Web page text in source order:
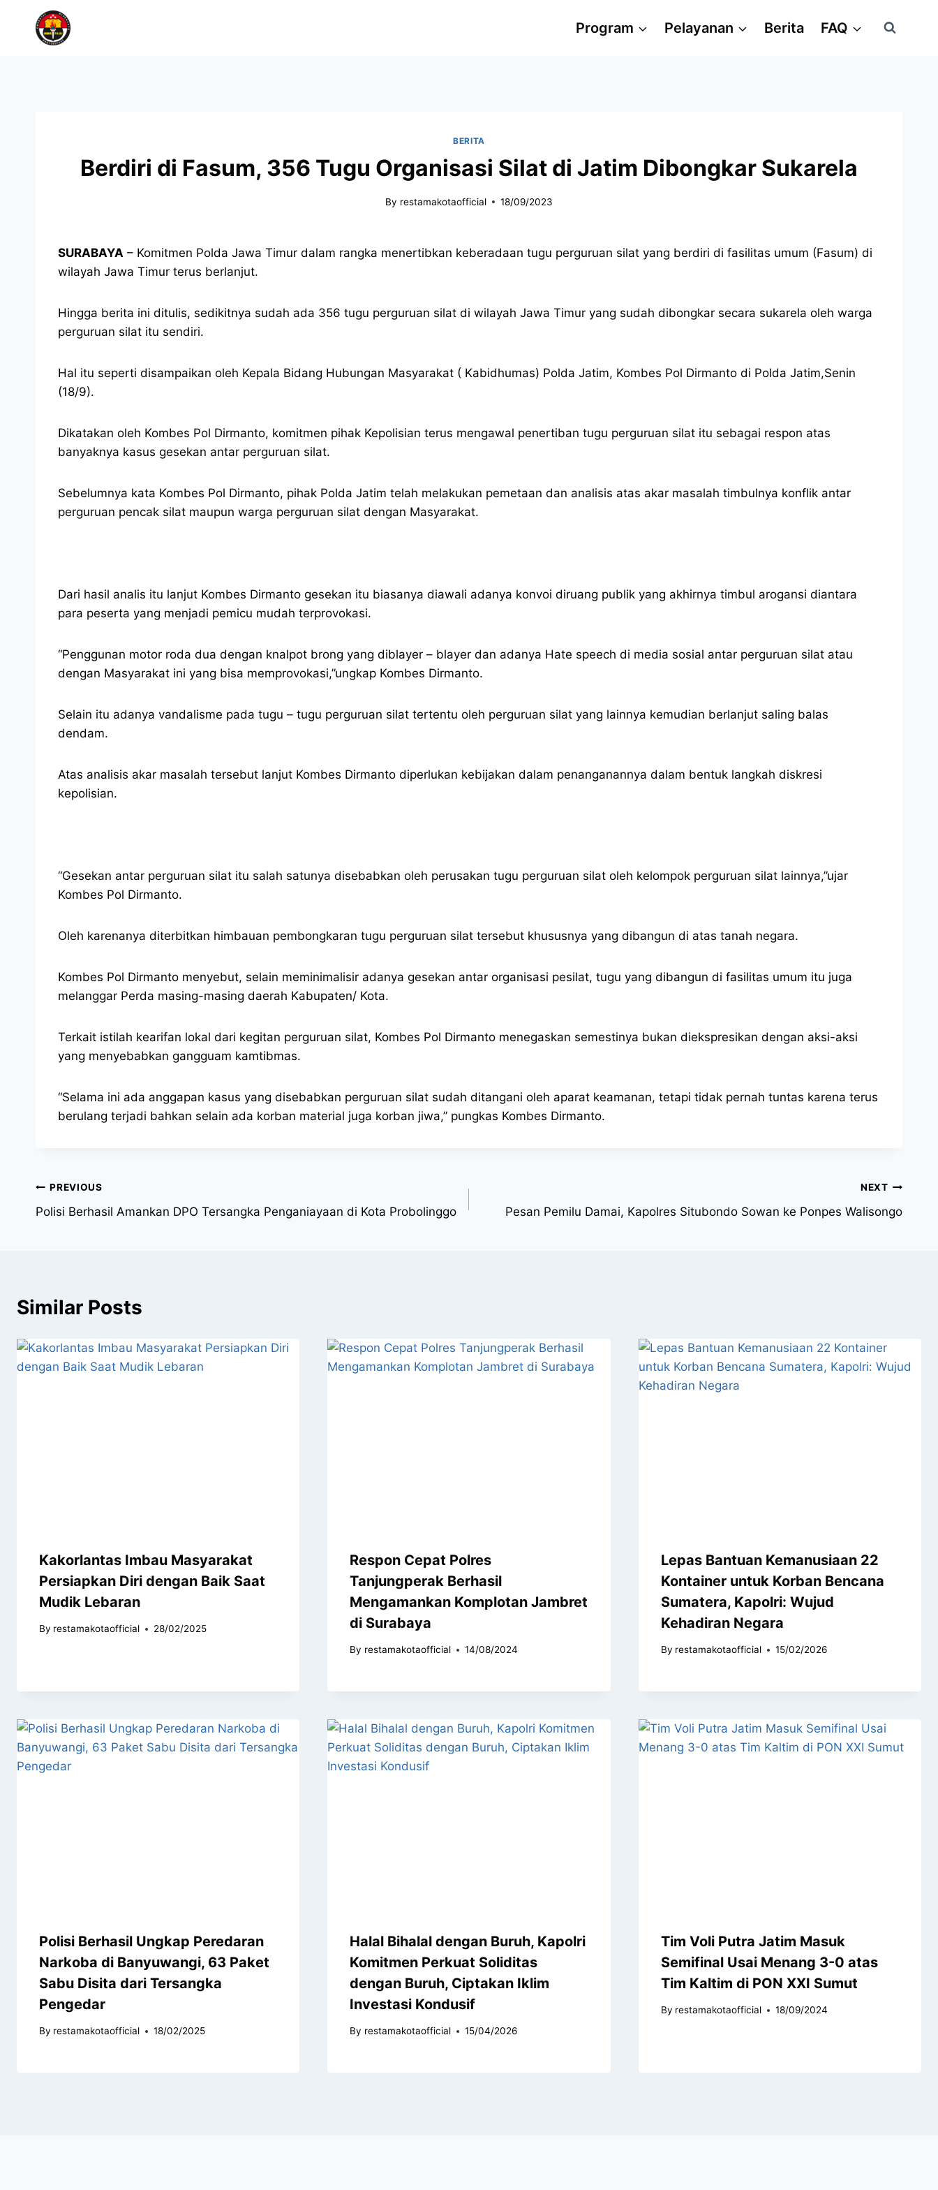
Program Pelayanan Berita FAQ
BERITA
Berdiri di Fasum, 356 Tugu Organisasi Silat di Jatim Dibongkar Sukarela
By restamakotaofficial 18/09/2023
SURABAYA – Komitmen Polda Jawa Timur dalam rangka menertibkan keberadaan tugu perguruan silat yang berdiri di fasilitas umum (Fasum) di
wilayah Jawa Timur terus berlanjut.
Hingga berita ini ditulis, sedikitnya sudah ada 356 tugu perguruan silat di wilayah Jawa Timur yang sudah dibongkar secara sukarela oleh warga
perguruan silat itu sendiri.
Hal itu seperti disampaikan oleh Kepala Bidang Hubungan Masyarakat ( Kabidhumas) Polda Jatim, Kombes Pol Dirmanto di Polda Jatim,Senin
(18/9).
Dikatakan oleh Kombes Pol Dirmanto, komitmen pihak Kepolisian terus mengawal penertiban tugu perguruan silat itu sebagai respon atas
banyaknya kasus gesekan antar perguruan silat.
Sebelumnya kata Kombes Pol Dirmanto, pihak Polda Jatim telah melakukan pemetaan dan analisis atas akar masalah timbulnya konflik antar
perguruan pencak silat maupun warga perguruan silat dengan Masyarakat.
Dari hasil analis itu lanjut Kombes Dirmanto gesekan itu biasanya diawali adanya konvoi diruang publik yang akhirnya timbul arogansi diantara
para peserta yang menjadi pemicu mudah terprovokasi.
“Penggunan motor roda dua dengan knalpot brong yang diblayer – blayer dan adanya Hate speech di media sosial antar perguruan silat atau
dengan Masyarakat ini yang bisa memprovokasi,”ungkap Kombes Dirmanto.
Selain itu adanya vandalisme pada tugu – tugu perguruan silat tertentu oleh perguruan silat yang lainnya kemudian berlanjut saling balas
dendam.
Atas analisis akar masalah tersebut lanjut Kombes Dirmanto diperlukan kebijakan dalam penanganannya dalam bentuk langkah diskresi
kepolisian.
“Gesekan antar perguruan silat itu salah satunya disebabkan oleh perusakan tugu perguruan silat oleh kelompok perguruan silat lainnya,”ujar
Kombes Pol Dirmanto.
Oleh karenanya diterbitkan himbauan pembongkaran tugu perguruan silat tersebut khususnya yang dibangun di atas tanah negara.
Kombes Pol Dirmanto menyebut, selain meminimalisir adanya gesekan antar organisasi pesilat, tugu yang dibangun di fasilitas umum itu juga
melanggar Perda masing-masing daerah Kabupaten/ Kota.
Terkait istilah kearifan lokal dari kegitan perguruan silat, Kombes Pol Dirmanto menegaskan semestinya bukan diekspresikan dengan aksi-aksi
yang menyebabkan gangguam kamtibmas.
“Selama ini ada anggapan kasus yang disebabkan perguruan silat sudah ditangani oleh aparat keamanan, tetapi tidak pernah tuntas karena terus
berulang terjadi bahkan selain ada korban material juga korban jiwa,” pungkas Kombes Dirmanto.
PREVIOUS
Polisi Berhasil Amankan DPO Tersangka Penganiayaan di Kota Probolinggo
NEXT
Pesan Pemilu Damai, Kapolres Situbondo Sowan ke Ponpes Walisongo
Similar Posts
Kakorlantas Imbau Masyarakat
Persiapkan Diri dengan Baik Saat
Mudik Lebaran
By restamakotaofficial 28/02/2025
Respon Cepat Polres
Tanjungperak Berhasil
Mengamankan Komplotan Jambret
di Surabaya
By restamakotaofficial 14/08/2024
Lepas Bantuan Kemanusiaan 22
Kontainer untuk Korban Bencana
Sumatera, Kapolri: Wujud
Kehadiran Negara
By restamakotaofficial 15/02/2026
Polisi Berhasil Ungkap Peredaran
Narkoba di Banyuwangi, 63 Paket
Sabu Disita dari Tersangka
Pengedar
By restamakotaofficial 18/02/2025
Halal Bihalal dengan Buruh, Kapolri
Komitmen Perkuat Soliditas
dengan Buruh, Ciptakan Iklim
Investasi Kondusif
By restamakotaofficial 15/04/2026
Tim Voli Putra Jatim Masuk
Semifinal Usai Menang 3-0 atas
Tim Kaltim di PON XXI Sumut
By restamakotaofficial 18/09/2024